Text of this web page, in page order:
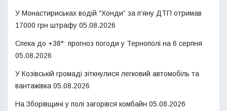
У Монастириськах водій “Хонди” за п’яну ДТП отримав
17000 грн штрафу 05.08.2026
Спека до +38°: прогноз погоди у Тернополі на 6 серпня
05.08.2026
У Козівській громаді зіткнулися легковий автомобіль та
вантажівка 05.08.2026
На Зборівщині у полі загорівся комбайн 05.08.2026